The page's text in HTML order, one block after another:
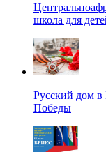
школа для
Русский дом в
Победы